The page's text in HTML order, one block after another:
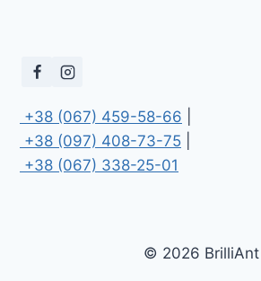
+38 (067) 459-58-66
+38 (097) 408-73-75
+38 (067) 338-25-01
© 2026 BrilliAnt